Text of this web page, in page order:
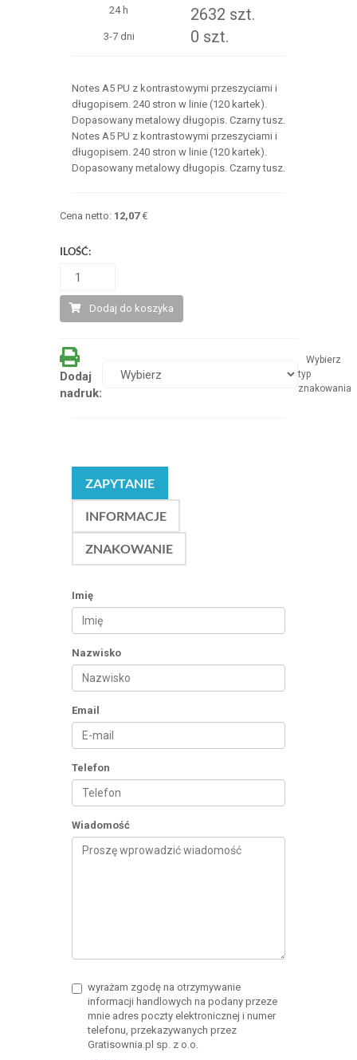
24 h 2632 szt.
3-7 dni 0 szt.
Notes A5 PU z kontrastowymi przeszyciami i
długopisem. 240 stron w linie (120 kartek).
Dopasowany metalowy długopis. Czarny tusz.
Notes A5 PU z kontrastowymi przeszyciami i
długopisem. 240 stron w linie (120 kartek).
Dopasowany metalowy długopis. Czarny tusz.
Cena netto: 12,07€
ILOŚĆ:
Dodaj do koszyka
Dodaj
nadruk:
Wybierz
typ
znakowania
ZAPYTANIE
INFORMACJE
ZNAKOWANIE
Imię
Nazwisko
Email
Telefon
Wiadomość
wyrażam zgodę na otrzymywanie
informacji handlowych na podany przeze
mnie adres poczty elektronicznej i numer
telefonu, przekazywanych przez
Gratisownia.pl sp. z o.o.